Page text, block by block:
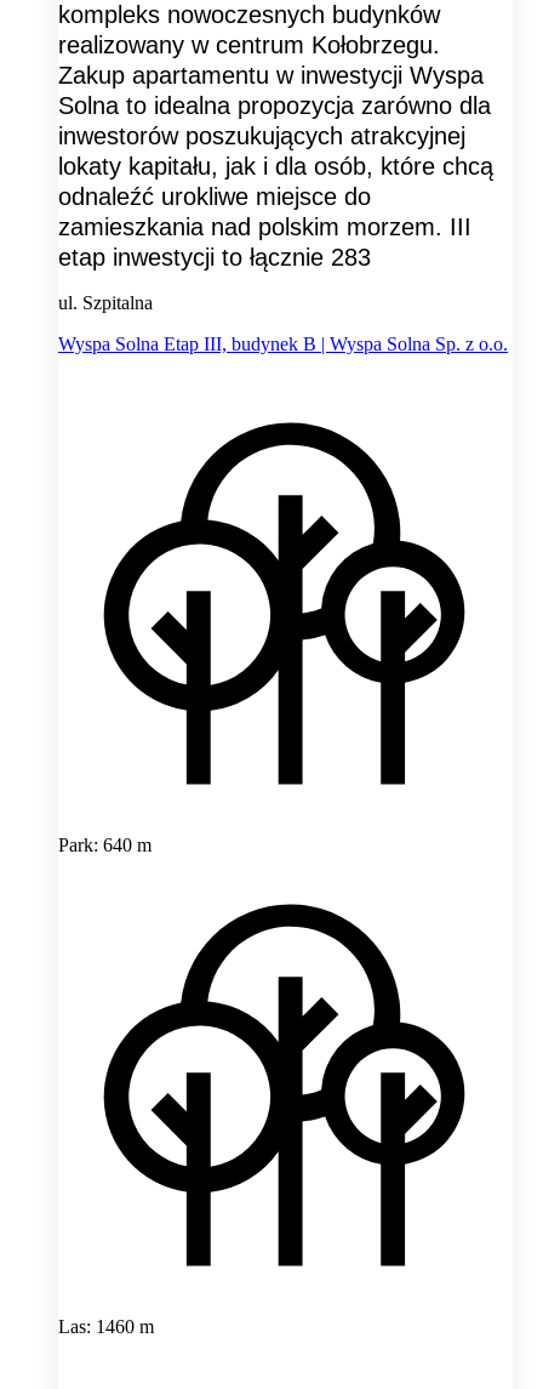
kompleks nowoczesnych budynków
realizowany w centrum Kołobrzegu.
Zakup apartamentu w inwestycji Wyspa
Solna to idealna propozycja zarówno dla
inwestorów poszukujących atrakcyjnej
lokaty kapitału, jak i dla osób, które chcą
odnaleźć urokliwe miejsce do
zamieszkania nad polskim morzem. III
etap inwestycji to łącznie 283
ul. Szpitalna
Wyspa Solna Etap III, budynek B | Wyspa Solna Sp. z o.o.
Park: 640 m
Las: 1460 m